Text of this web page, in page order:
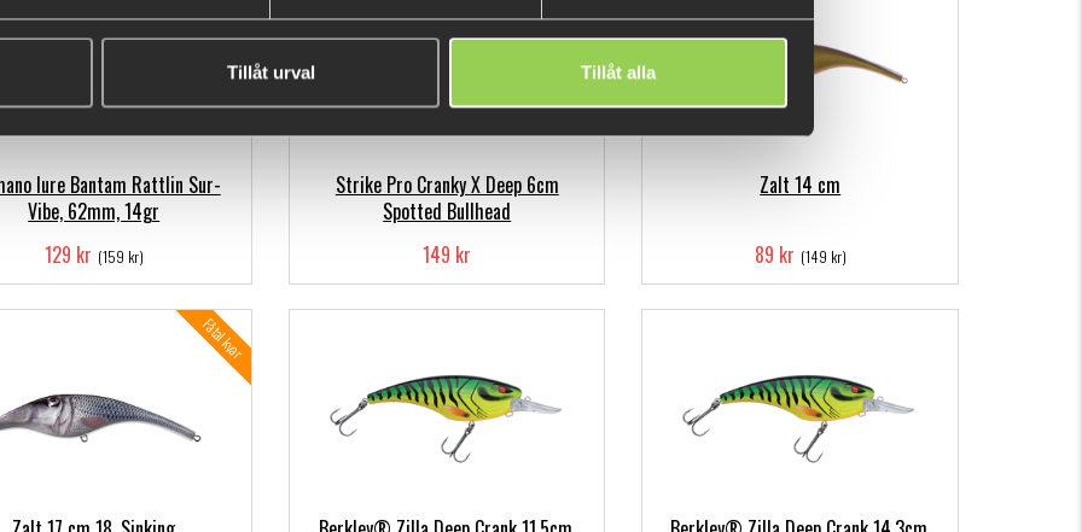
Tillåt urval Tillåt alla
lure Bantam Rattlin Sur-
Vibe, 62mm, 14gr
129 kr (159 kr)
Strike Pro Cranky X Deep 6cm
Spotted Bullhead
149 kr
Zalt 14 cm
89 kr (149 kr)
Fåtal kvar